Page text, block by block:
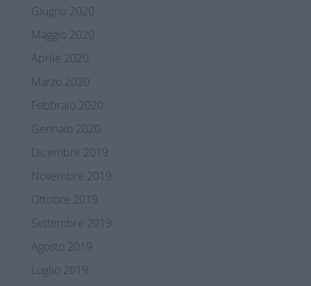
Giugno 2020
Maggio 2020
Aprile 2020
Marzo 2020
Febbraio 2020
Gennaio 2020
Dicembre 2019
Novembre 2019
Ottobre 2019
Settembre 2019
Agosto 2019
Luglio 2019